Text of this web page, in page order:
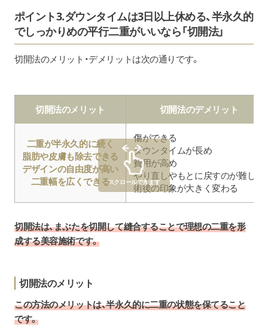
ポイント3.ダウンタイムは3日以上休める、半永久的
でしっかりめの平行二重がいいなら「切開法」
切開法のメリット・デメリットは次の通りです。
切開法のメリット 切開法のデメリット
二重が半永久的に続く
脂肪や皮膚も除去できる
デザインの自由度が高い
二重幅を広くできる
傷ができる
ダウンタイムが長め
費用が高め
やり直しやもとに戻すのが難しい
術後の印象が大きく変わる
スクロールできます
切開法は、まぶたを切開して縫合することで理想の二重を形
成する美容施術です。
切開法のメリット
この方法のメリットは、半永久的に二重の状態を保てること
です。